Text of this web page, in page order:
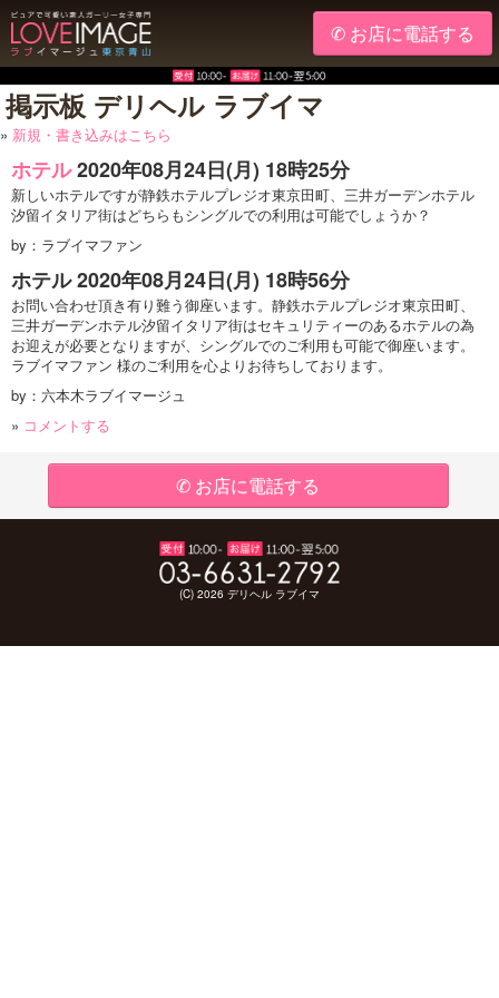
✆ お店に電話する
掲示板 デリヘル ラブイマ
» 新規・書き込みはこちら
ホテル2020年08月24日(月) 18時25分
新しいホテルですが静鉄ホテルプレジオ東京田町、三井ガーデンホテル
汐留イタリア街はどちらもシングルでの利用は可能でしょうか？
by：ラブイマファン
ホテル2020年08月24日(月) 18時56分
お問い合わせ頂き有り難う御座います。静鉄ホテルプレジオ東京田町、
三井ガーデンホテル汐留イタリア街はセキュリティーのあるホテルの為
お迎えが必要となりますが、シングルでのご利用も可能で御座います。
ラブイマファン 様のご利用を心よりお待ちしております。
by：六本木ラブイマージュ
» コメントする
✆ お店に電話する
(C) 2026 デリヘル ラブイマ